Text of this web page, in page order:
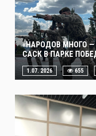
«НАРОДОВ МНОГО
САСК В ПАРКЕ
1.07. 2026 655